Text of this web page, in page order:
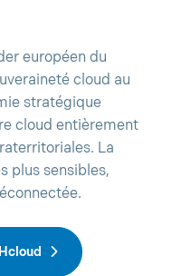
européen du
cloud au
stratégique
cloud entièrement
La
plus sensibles,